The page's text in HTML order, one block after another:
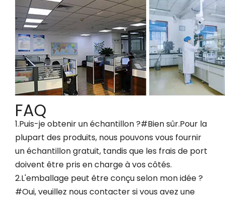
FAQ
1.Puis-je obtenir un échantillon ?#Bien sûr.Pour la
plupart des produits, nous pouvons vous fournir
un échantillon gratuit, tandis que les frais de port
doivent être pris en charge à vos côtés.
2.L'emballage peut être conçu selon mon idée ?
#Oui, veuillez nous contacter si vous avez une